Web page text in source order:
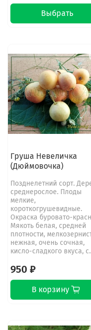
Выбрать
Груша Невеличка
(Дюймовочка)
Позднелетний сорт.
среднерослое. Плоды
мелкие,
короткогрушевидные.
Окраска буровато-
Мякоть белая, средней
плотности,
нежная, очень сочная,
кисло-сладкого вкуса,
950 ₽
В корзину